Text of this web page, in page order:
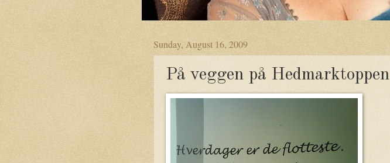
Sunday, August 16, 2009
På veggen på Hedmarktoppen